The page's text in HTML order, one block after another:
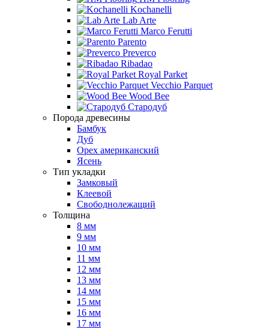
Kochanelli
Lab Arte
Marco Ferutti
Parento
Preverco
Ribadao
Royal Parket
Vecchio Parquet
Wood Bee
Стародуб
Порода древесины
Бамбук
Дуб
Орех американский
Ясень
Тип укладки
Замковый
Клеевой
Свободнолежащий
Толщина
8 мм
9 мм
10 мм
11 мм
12 мм
13 мм
14 мм
15 мм
16 мм
17 мм